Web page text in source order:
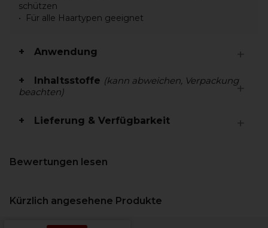
schützen
Für alle Haartypen geeignet
Anwendung
Inhaltsstoffe (kann abweichen, Verpackung
beachten)
Lieferung & Verfügbarkeit
Bewertungen lesen
Kürzlich angesehene Produkte